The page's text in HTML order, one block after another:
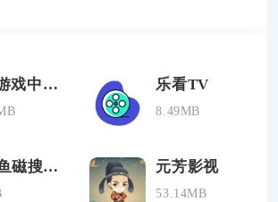
vivo游戏中心2020旧版
乐看TV
8.49MB
八爪鱼磁搜手机版 元芳影视
53.14MB